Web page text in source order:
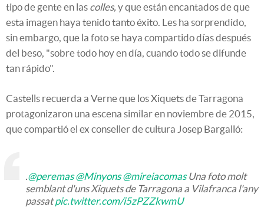
tipo de gente en las colles, y que están encantados de que
esta imagen haya tenido tanto éxito. Les ha sorprendido,
sin embargo, que la foto se haya compartido días después
del beso, "sobre todo hoy en día, cuando todo se difunde
tan rápido".
Castells recuerda a Verne que los Xiquets de Tarragona
protagonizaron una escena similar en noviembre de 2015,
que compartió el ex conseller de cultura Josep Bargalló:
.@peremas @Minyons @mireiacomasUna foto molt
semblant d'uns Xiquets de Tarragona a Vilafranca l'any
passatpic.twitter.com/i5zPZZkwmU